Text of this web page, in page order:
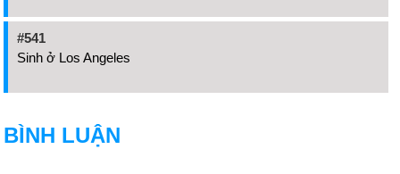
#541
Sinh ở Los Angeles
BÌNH LUẬN